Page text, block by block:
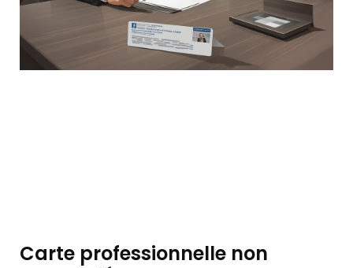
Carte professionnelle non